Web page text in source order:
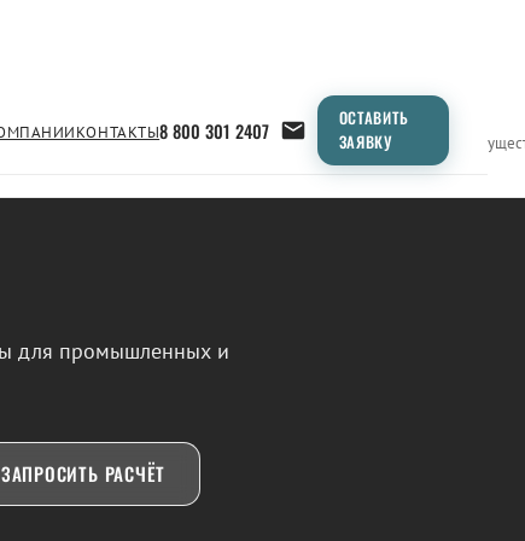
КОНТАКТЫ8 800 301 2407
ОСТАВИТЬ
ЗАЯВКУ
Применение Продукция ТипоразмерыСравнение
для промышленных и
ЗАПРОСИТЬ РАСЧЁТ